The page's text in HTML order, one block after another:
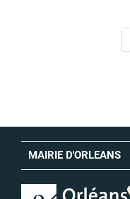
MAIRIE D'ORLEANS